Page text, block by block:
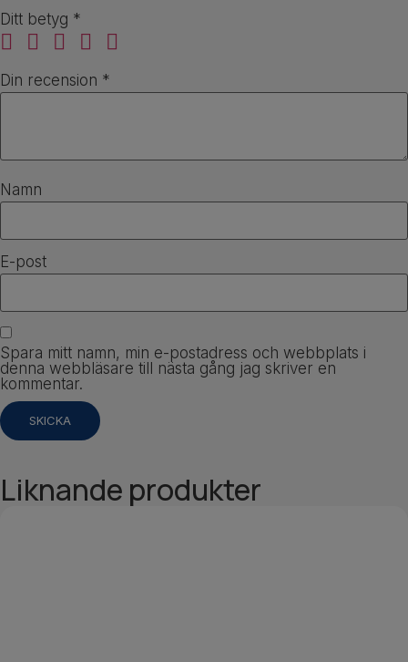
Ditt betyg *
Din recension *
Namn
E-post
Spara mitt namn, min e-postadress och webbplats i
denna webbläsare till nästa gång jag skriver en
kommentar.
Liknande produkter